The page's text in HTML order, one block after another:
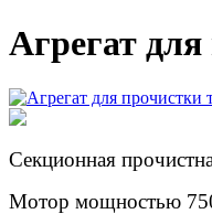
Агрегат
Секционная
Мотор мощностью